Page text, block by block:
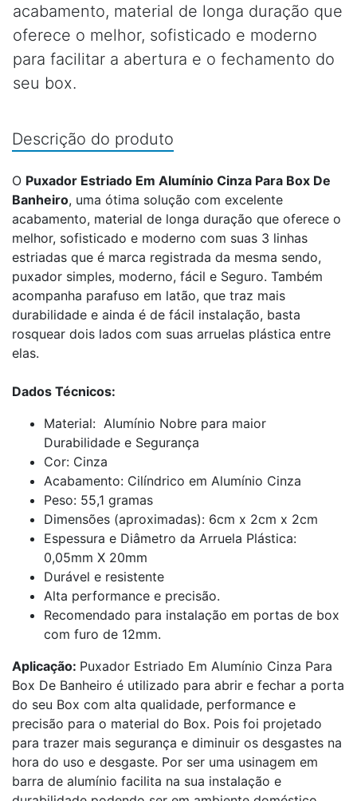
acabamento, material de longa duração que
oferece o melhor, sofisticado e moderno
para facilitar a abertura e o fechamento do
seu box.
Descrição do produto
O Puxador Estriado Em Alumínio Cinza Para Box De
Banheiro, uma ótima solução com excelente
acabamento, material de longa duração que oferece o
melhor, sofisticado e moderno com suas 3 linhas
estriadas que é marca registrada da mesma sendo,
puxador simples, moderno, fácil e Seguro. Também
acompanha parafuso em latão, que traz mais
durabilidade e ainda é de fácil instalação, basta
rosquear dois lados com suas arruelas plástica entre
elas.
Dados Técnicos:
Material: Alumínio Nobre para maior
Durabilidade e Segurança
Cor: Cinza
Acabamento: Cilíndrico em Alumínio Cinza
Peso: 55,1 gramas
Dimensões (aproximadas): 6cm x 2cm x 2cm
Espessura e Diâmetro da Arruela Plástica:
0,05mm X 20mm
Durável e resistente
Alta performance e precisão.
Recomendado para instalação em portas de box
com furo de 12mm.
Aplicação: Puxador Estriado Em Alumínio Cinza Para
Box De Banheiro é utilizado para abrir e fechar a porta
do seu Box com alta qualidade, performance e
precisão para o material do Box. Pois foi projetado
para trazer mais segurança e diminuir os desgastes na
hora do uso e desgaste. Por ser uma usinagem em
barra de alumínio facilita na sua instalação e